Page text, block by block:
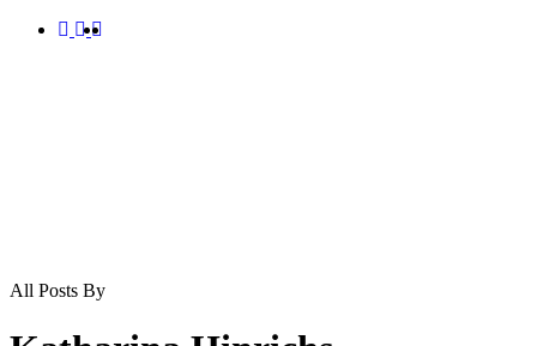
facebook
linkedin
instagram
All Posts By